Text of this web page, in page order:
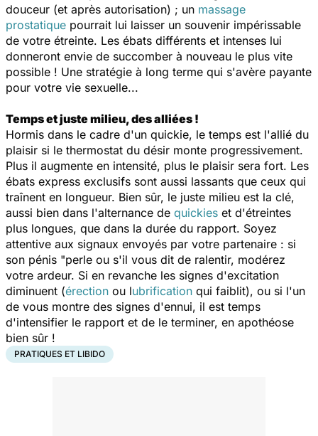
douceur (et après autorisation) ; un massage
prostatique pourrait lui laisser un souvenir impérissable
de votre étreinte. Les ébats différents et intenses lui
donneront envie de succomber à nouveau le plus vite
possible ! Une stratégie à long terme qui s'avère payante
pour votre vie sexuelle...
Temps et juste milieu, des alliées !
Hormis dans le cadre d'un quickie, le temps est l'allié du
plaisir si le thermostat du désir monte progressivement.
Plus il augmente en intensité, plus le plaisir sera fort. Les
ébats express exclusifs sont aussi lassants que ceux qui
traînent en longueur. Bien sûr, le juste milieu est la clé,
aussi bien dans l'alternance de quickies et d'étreintes
plus longues, que dans la durée du rapport. Soyez
attentive aux signaux envoyés par votre partenaire : si
son pénis "perle ou s'il vous dit de ralentir, modérez
votre ardeur. Si en revanche les signes d'excitation
diminuent (érection ou lubrification qui faiblit), ou si l'un
de vous montre des signes d'ennui, il est temps
d'intensifier le rapport et de le terminer, en apothéose
bien sûr !
PRATIQUES ET LIBIDO